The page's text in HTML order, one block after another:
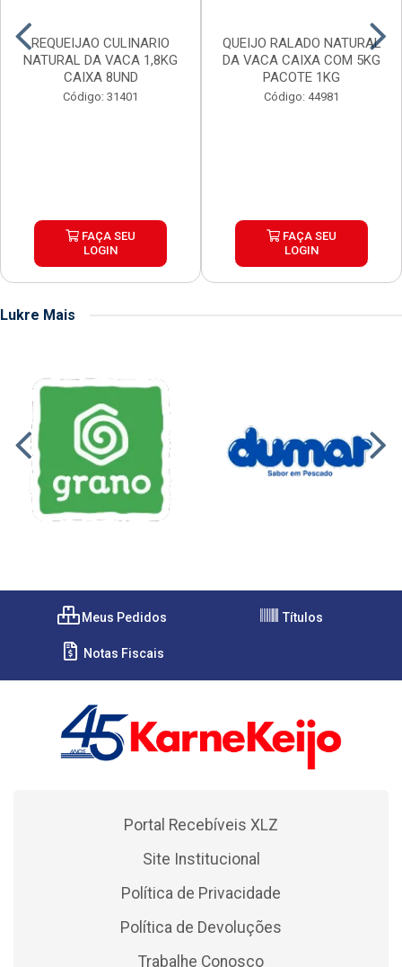
REQUEIJAO CULINARIO
NATURAL DA VACA 1,8KG
CAIXA 8UND
Código: 31401
FAÇA SEU
LOGIN
QUEIJO RALADO NATURAL
DA VACA CAIXA COM 5KG
PACOTE 1KG
Código: 44981
FAÇA SEU
LOGIN
Lukre Mais
Meus Pedidos Títulos
Notas Fiscais
Portal Recebíveis XLZ
Site Institucional
Política de Privacidade
Política de Devoluções
Trabalhe Conosco